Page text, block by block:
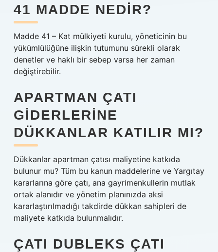
41 MADDE NEDIR?
Madde 41 – Kat mülkiyeti kurulu, yöneticinin bu
yükümlülüğüne ilişkin tutumunu sürekli olarak
denetler ve haklı bir sebep varsa her zaman
değiştirebilir.
APARTMAN ÇATI
GIDERLERINE
DÜKKANLAR KATILIR MI?
Dükkanlar apartman çatısı maliyetine katkıda
bulunur mu? Tüm bu kanun maddelerine ve Yargıtay
kararlarına göre çatı, ana gayrimenkullerin mutlak
ortak alanıdır ve yönetim planınızda aksi
kararlaştırılmadığı takdirde dükkan sahipleri de
maliyete katkıda bulunmalıdır.
ÇATI DUBLEKS ÇATI